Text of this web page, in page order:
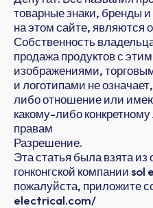
товарные знаки, бренды
на этом сайте, являются
Собственность
продажа продуктов с
изображениями,
и логотипами не
либо отношение или
какому-либо
правам
Разрешение.
Эта статья была взята
гонконгской компании
пожалуйста, приложите
electrical.com/